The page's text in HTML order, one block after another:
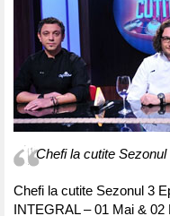
Chefi la cutite
Chefi la cutite Sezonul 3
INTEGRAL – 01 Mai &